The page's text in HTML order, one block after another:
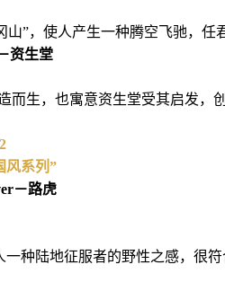
”，使人产生一种腾空飞驰，
资生堂
生，也寓意资生堂受其启发
风系列”
－路虎
种陆地征服者的野性之感，很符